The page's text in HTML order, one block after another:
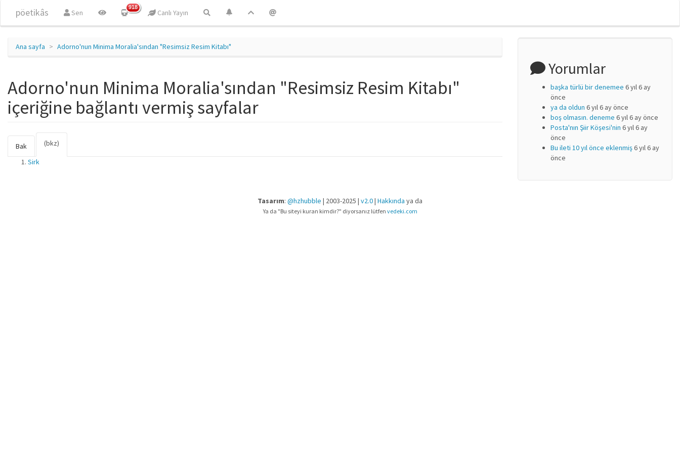
pöetikâs Sen
918
Canlı Yayın
Ana sayfa Adorno'nun Minima Moralia'sından "Resimsiz Resim Kitabı"
Adorno'nun Minima Moralia'sından "Resimsiz Resim Kitabı"
içeriğine bağlantı vermiş sayfalar
Birincil sekmeler
Bak (bkz)
Sirk
Yorumlar
başka türlü bir denemee 6 yıl 6 ay
önce
ya da oldun 6 yıl 6 ay önce
boş olmasın. deneme 6 yıl 6 ay önce
Posta'nın Şiir Köşesi'nin 6 yıl 6 ay
önce
Bu ileti 10 yıl önce eklenmiş6 yıl 6 ay
önce
Tasarım: @hzhubble | 2003-2025 | v2.0| Hakkında ya da
Ya da "Bu siteyi kuran kimdir?" diyorsanız lütfen vedeki.com